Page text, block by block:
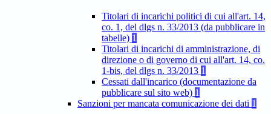
Titolari di incarichi politici di cui all'art. 14,
co. 1, del dlgs n. 33/2013 (da pubblicare in
tabelle) 1
Titolari di incarichi di amministrazione, di
direzione o di governo di cui all'art. 14, co.
1-bis, del dlgs n. 33/2013 1
Cessati dall'incarico (documentazione da
pubblicare sul sito web) 1
Sanzioni per mancata comunicazione dei dati 1